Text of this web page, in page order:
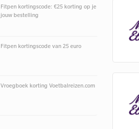
Fitpen kortingscode: €25 korting op je
jouw bestelling
Fitpen kortingscode van 25 euro
Vroegboek korting Voetbalreizen.com